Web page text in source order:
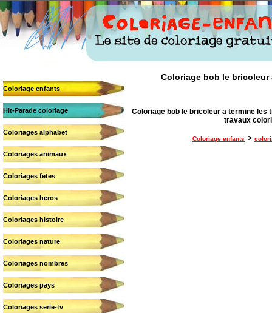
Coloriage enfants
Hit-Parade coloriage
Coloriages alphabet
Coloriages animaux
Coloriages fetes
Coloriages heros
Coloriages histoire
Coloriages nature
Coloriages nombres
Coloriages pays
Coloriages serie-tv
Coloriage bob le
Coloriage bob le bricoleur a termine les
travaux
Coloriage enfants >